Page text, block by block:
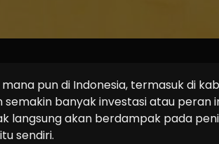
mana pun di Indonesia, termasuk di
banyak investasi atau peran
langsung akan berdampak pada
sendiri.